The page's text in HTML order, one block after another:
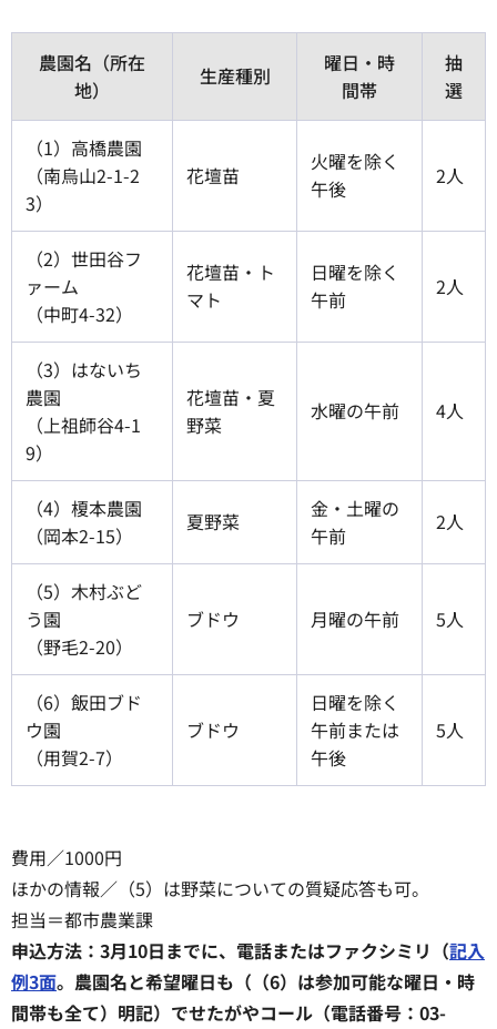
農園名（所在
地）
生産種別
曜日・時
間帯
抽
選
（1）高橋農園
（南烏山2-1-2
3）
花壇苗
火曜を除く
午後
2人
（2）世田谷フ
ァーム
（中町4-32）
花壇苗・ト
マト
日曜を除く
午前
2人
（3）はないち
農園
（上祖師谷4-1
9）
花壇苗・夏
野菜
水曜の午前 4人
（4）榎本農園
（岡本2-15）
夏野菜
金・土曜の
午前
2人
（5）木村ぶど
う園
（野毛2-20）
ブドウ 月曜の午前 5人
（6）飯田ブド
ウ園
（用賀2-7）
ブドウ
日曜を除く
午前または
午後
5人
費用／1000円
ほかの情報／（5）は野菜についての質疑応答も可。
担当＝都市農業課
申込方法：3月10日までに、電話またはファクシミリ（記入
例3面。農園名と希望曜日も（（6）は参加可能な曜日・時
間帯も全て）明記）でせたがやコール（電話番号：03-